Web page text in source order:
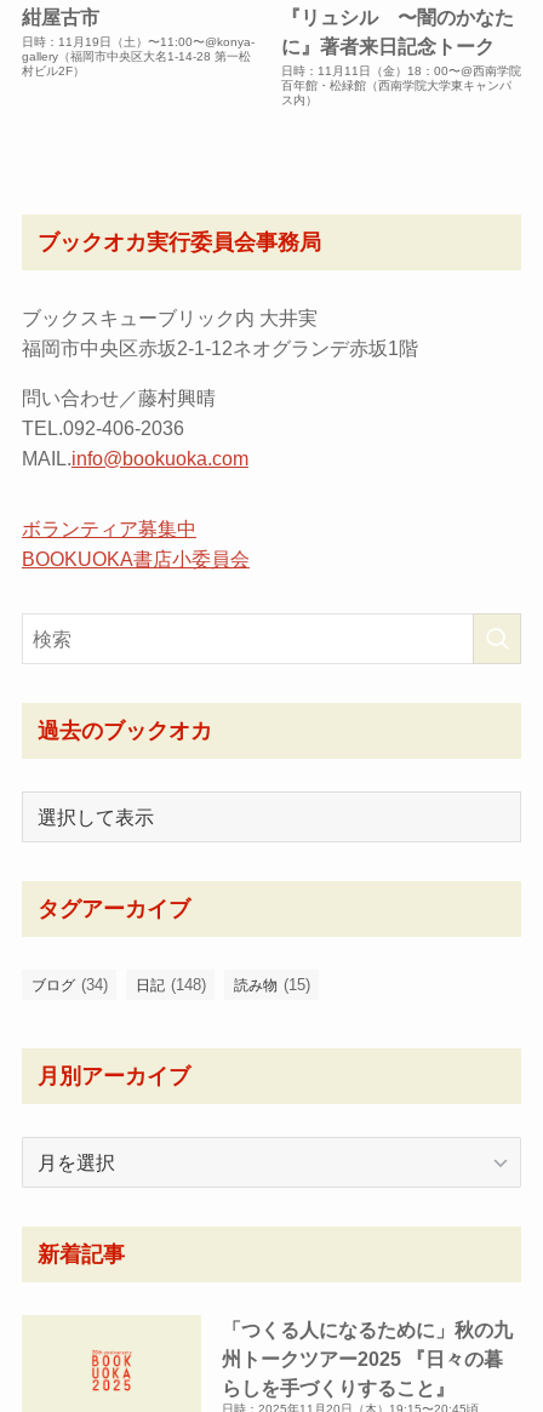
紺屋古市
日時：11月19日（土）〜11:00〜@konya-
gallery（福岡市中央区大名1-14-28 第一松
村ビル2F）
『リュシル 〜闇のかなた
に』著者来日記念トーク
日時：11月11日（金）18：00〜@西南学院
百年館・松緑館（西南学院大学東キャンパ
ス内）
ブックオカ実行委員会事務局
ブックスキューブリック内 大井実
福岡市中央区赤坂2-1-12ネオグランデ赤坂1階
問い合わせ／藤村興晴
TEL.092-406-2036
MAIL.info@bookuoka.com
ボランティア募集中
BOOKUOKA書店小委員会
過去のブックオカ
タグアーカイブ
ブログ (34) 日記 (148) 読み物 (15)
月別アーカイブ
ー
カ
新着記事
「つくる人になるために」秋の九
州トークツアー2025 『日々の暮
らしを手づくりすること』
日時：2025年11月20日（木）19:15〜20:45頃